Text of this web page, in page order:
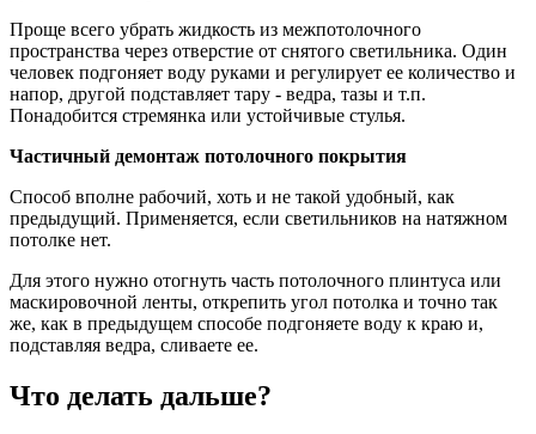
Проще всего убрать жидкость из межпотолочного
пространства через отверстие от снятого светильника. Один
человек подгоняет воду руками и регулирует ее количество и
напор, другой подставляет тару - ведра, тазы и т.п.
Понадобится стремянка или устойчивые стулья.
Частичный демонтаж потолочного покрытия
Способ вполне рабочий, хоть и не такой удобный, как
предыдущий. Применяется, если светильников на натяжном
потолке нет.
Для этого нужно отогнуть часть потолочного плинтуса или
маскировочной ленты, открепить угол потолка и точно так
же, как в предыдущем способе подгоняете воду к краю и,
подставляя ведра, сливаете ее.
Что делать дальше?